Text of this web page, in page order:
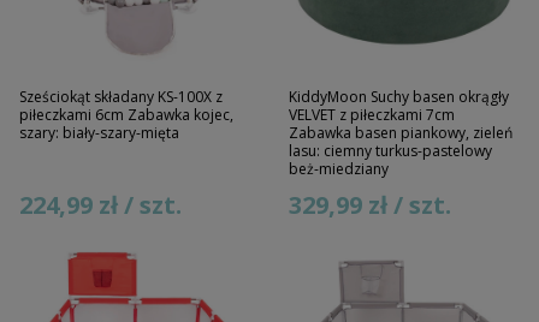
Sześciokąt składany KS-100X z
piłeczkami 6cm Zabawka kojec,
szary: biały-szary-mięta
224,99 zł / szt.
KiddyMoon Suchy basen okrągły
VELVET z piłeczkami 7cm
Zabawka basen piankowy, zieleń
lasu: ciemny turkus-pastelowy
beż-miedziany
329,99 zł / szt.